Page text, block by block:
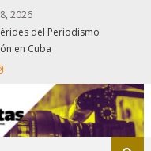
2026
del Periodismo
en Cuba